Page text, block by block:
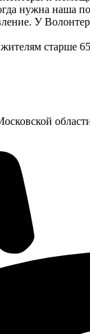
нужна наша
У
старше